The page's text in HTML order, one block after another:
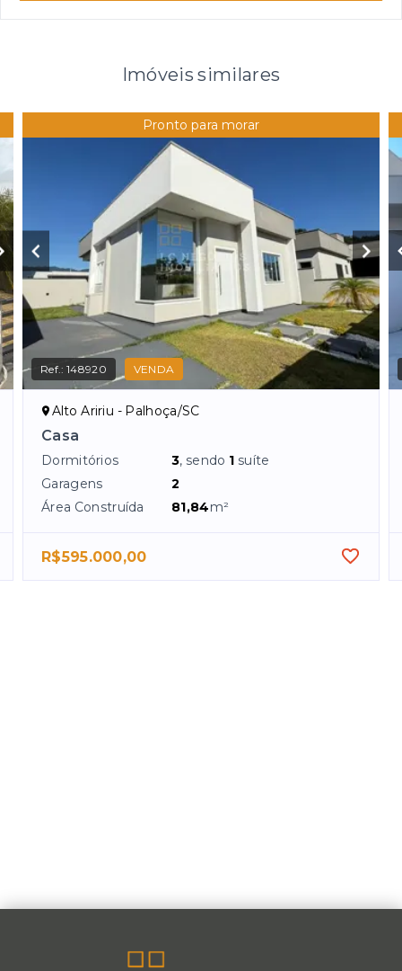
Imóveis similares
Pronto para morar
Ref.:148920 VENDA
Alto Aririu - Palhoça/SC
Casa
Dormitórios 3, sendo 1 suíte
Garagens
2
Área Construída
81,84m²
R$595.000,00